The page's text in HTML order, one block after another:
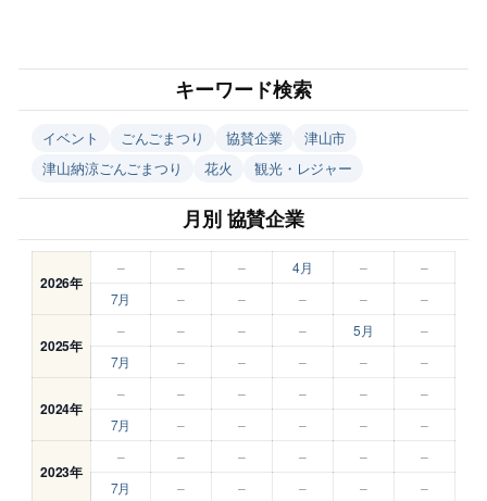
キーワード検索
イベント ごんごまつり 協賛企業
津山市
津山納涼ごんごまつり
花火 観光・レジャー
月別 協賛企業
2026年
– – – 4月 –
–
7月
– – – – –
2025年
– – – – 5月
–
7月
– – – – –
2024年
– – – – –
–
7月
– – – – –
2023年
– – – – –
–
7月
– – – – –